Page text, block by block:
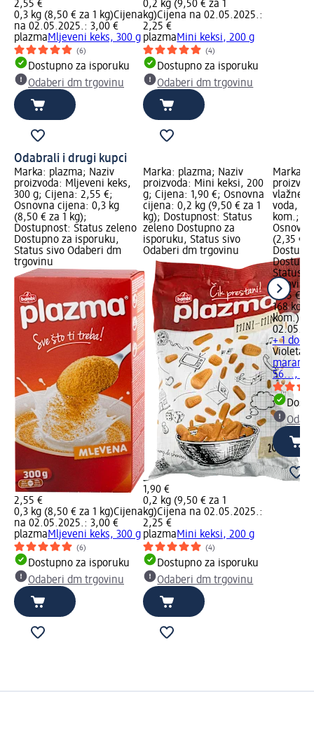
2,55 €
0,3 kg (8,50 € za 1 kg)Cijena
na 02.05.2025.: 3,00 €
plazmaMljeveni keks, 300 g
(6)
Dostupno za isporuku
Odaberi dm trgovinu
0,2 kg (9,50 € za 1
kg)Cijena na 02.05.2025.:
2,25 €
plazmaMini keksi, 200 g
(4)
Dostupno za isporuku
Odaberi dm trgovinu
Odabrali i drugi kupci
Marka: plazma; Naziv
proizvoda: Mljeveni keks,
300 g; Cijena: 2,55 €;
Osnovna cijena: 0,3 kg
(8,50 € za 1 kg);
Dostupnost: Status zeleno
Dostupno za isporuku,
Status sivo Odaberi dm
trgovinu
2,55 €
0,3 kg (8,50 € za 1 kg)Cijena
na 02.05.2025.: 3,00 €
plazmaMljeveni keks, 300 g
(6)
Dostupno za isporuku
Odaberi dm trgovinu
Marka: plazma; Naziv
proizvoda: Mini keksi, 200
g; Cijena: 1,90 €; Osnovna
cijena: 0,2 kg (9,50 € za 1
kg); Dostupnost: Status
zeleno Dostupno za
isporuku, Status sivo
Odaberi dm trgovinu
1,90 €
0,2 kg (9,50 € za 1
kg)Cijena na 02.05.2025.:
2,25 €
plazmaMini keksi, 200 g
(4)
Dostupno za isporuku
Odaberi dm trgovinu
Marka:
vlažne
voda, 3
kom.;
(2,35 €
Status
trgovinu
3,95 €
168
kom.)
+ 1
Violeta
56...,